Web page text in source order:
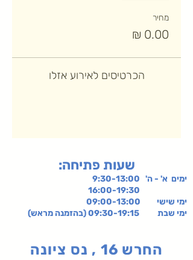
מחיר
הכרטיסים לאירוע אזלו
:שעות פתיחה
ימים א' - ה' 9:30-13:00
ימי שישי 09:00-13:00
ימי שבת 09:30-19:15 (בהזמנה מראש)
החרש 16 , נס ציונה